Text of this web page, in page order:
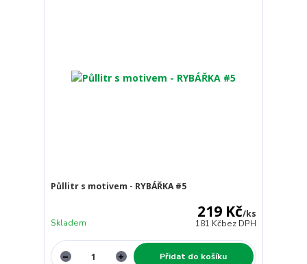
Půllitr s motivem - RYBÁŘKA #5
219 Kč/ks
181 Kčbez DPH
Skladem
Přidat do košíku